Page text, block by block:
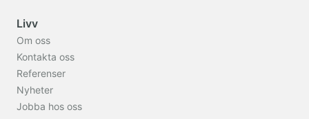
Livv
Om oss
Kontakta oss
Referenser
Nyheter
Jobba hos oss